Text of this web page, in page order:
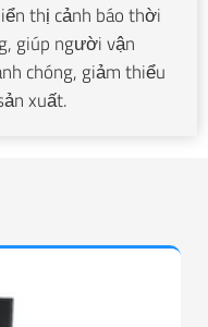
thị cảnh báo thời
giúp người vận
chóng, giảm thiểu
xuất.